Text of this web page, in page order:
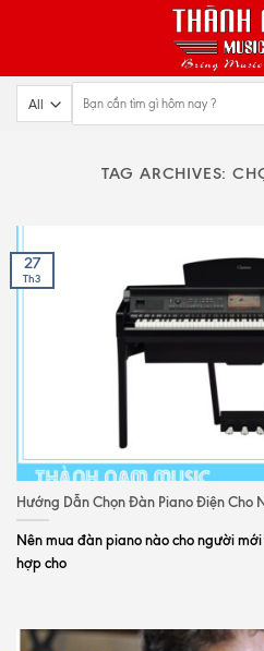
TAG ARCHIVES:
Hướng Dẫn Chọn Đàn Piano Điện Cho
Nên mua đàn piano nào cho người
hợp cho
27
Th3